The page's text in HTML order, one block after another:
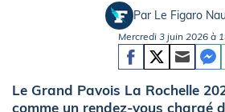
Par Le Figaro
Mercredi 3 juin 2026 à
Le Grand Pavois La Rochelle
comme un rendez-vous chargé